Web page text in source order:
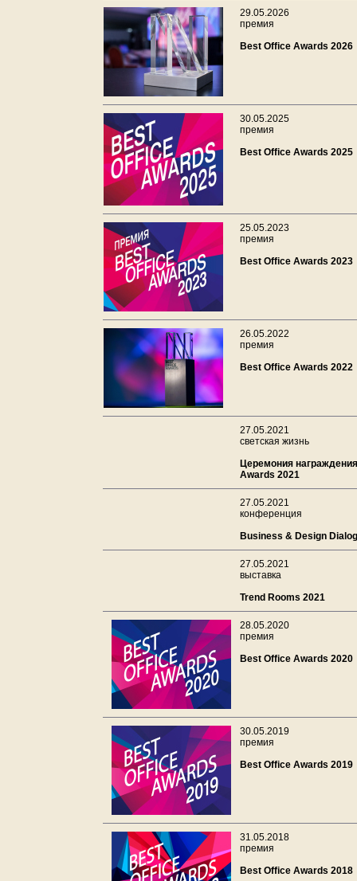
29.05.2026
премия
Best Office Awards 2026
30.05.2025
премия
Best Office Awards 2025
25.05.2023
премия
Best Office Awards 2023
26.05.2022
премия
Best Office Awards 2022
27.05.2021
светская жизнь
Церемония
Awards 2021
27.05.2021
конференция
Business & Design
27.05.2021
выставка
Trend Rooms 2021
28.05.2020
премия
Best Office Awards 2020
30.05.2019
премия
Best Office Awards 2019
31.05.2018
премия
Best Office Awards 2018